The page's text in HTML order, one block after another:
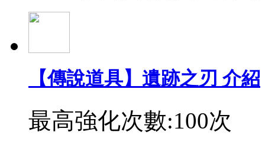
【傳說道具】遺跡之刃 介紹
最高強化次數:100次